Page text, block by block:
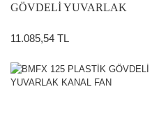
GÖVDELİ YUVARLAK
11.085,54 TL